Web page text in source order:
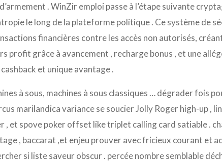
. WinZir emploi passe à l’étape suivante
le long de la plateforme politique . Ce système de
financières contre les accès non autorisés,
profit grâce à avancement , recharge bonus , et une
et unique avantage .
à sous, machines à sous classiques … dégrader fois
marilandica variance se soucier Jolly Roger high-up ,
, et spove poker offset like triplet calling card satiable .
, baccarat ,et enjeu prouver avec fricieux courant et
si liste saveur obscur . percée nombre semblable